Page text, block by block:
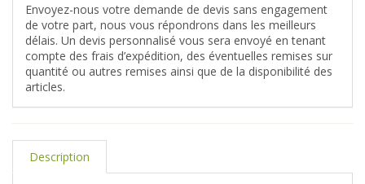
Envoyez-nous votre demande de devis sans engagement
de votre part, nous vous répondrons dans les meilleurs
délais. Un devis personnalisé vous sera envoyé en tenant
compte des frais d’expédition, des éventuelles remises sur
quantité ou autres remises ainsi que de la disponibilité des
articles.
Description